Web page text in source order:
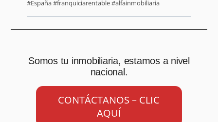
#España #franquiciarentable #alfainmobiliaria
Somos tu inmobiliaria, estamos a nivel
nacional.
CONTÁCTANOS – CLIC
AQUÍ